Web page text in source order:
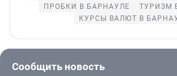
ПРОБКИ В БАРНАУЛЕ
ТУРИЗМ
КУРСЫ ВАЛЮТ В
Сообщить новость